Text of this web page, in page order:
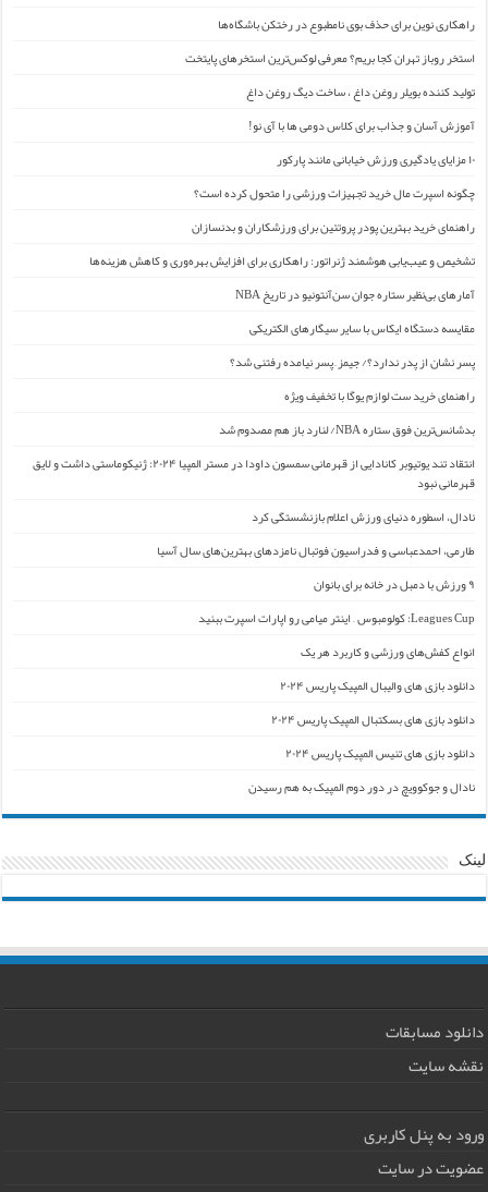
راهکاری نوین برای حذف بوی نامطبوع در رختکن باشگاه‌ها
استخر روباز تهران کجا بریم؟ معرفی لوکس‌ترین استخرهای پایتخت
تولید کننده بویلر روغن داغ ، ساخت دیگ روغن داغ
آموزش آسان و جذاب برای کلاس دومی ها با آی نو!
۱۰ مزایای یادگیری ورزش خیابانی مانند پارکور
چگونه اسپرت مال خرید تجهیزات ورزشی را متحول کرده است؟
راهنمای خرید بهترین پودر پروتئین برای ورزشکاران و بدنسازان
تشخیص و عیب‌یابی هوشمند ژنراتور: راهکاری برای افزایش بهره‌وری و کاهش هزینه‌ها
آمارهای بی‌نظیر ستاره جوان سن‌آنتونیو در تاریخ NBA
مقایسه دستگاه ایکاس با سایر سیگارهای الکتریکی
پسر نشان از پدر ندارد؟/ جیمز ِ پسر نیامده رفتنی شد؟
راهنمای خرید ست لوازم یوگا با تخفیف ویژه
بدشانس‌ترین فوق ستاره NBA/ لنارد باز هم مصدوم شد
انتقاد تند یوتیوبر کانادایی از قهرمانی سمسون داودا در مستر المپیا ۲۰۲۴: ژنیکوماستی داشت و لایق
قهرمانی نبود
نادال، اسطوره دنیای ورزش اعلام بازنشستگی کرد
طارمی، احمدعباسی و فدراسیون فوتبال نامزدهای بهترین‌های سال آسیا
۹ ورزش با دمبل در خانه برای بانوان
Leagues Cup: کولومبوس – اینتر میامی رو اپارات اسپرت ببنید
انواع کفش‌های ورزشی و کاربرد هر یک
دانلود بازی های والیبال المپیک پاریس ۲۰۲۴
دانلود بازی های بسکتبال المپیک پاریس ۲۰۲۴
دانلود بازی های تنیس المپیک پاریس ۲۰۲۴
نادال و جوکوویچ در دور دوم المپیک به هم رسیدن
لینک
دانلود مسابقات
نقشه سایت
ورود به پنل کاربری
عضویت در سایت